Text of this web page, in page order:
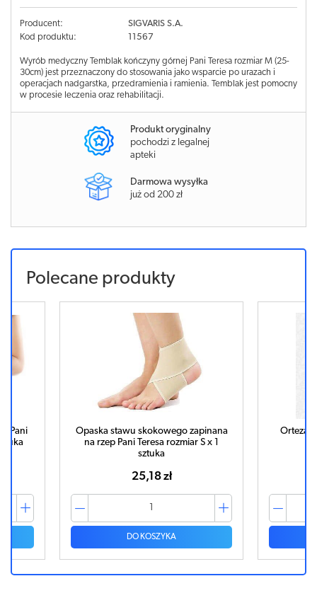
Producent:
SIGVARIS S.A.
Kod produktu:
11567
Wyrób medyczny Temblak kończyny górnej Pani Teresa rozmiar M (25-
30cm) jest przeznaczony do stosowania jako wsparcie po urazach i
operacjach nadgarstka, przedramienia i ramienia. Temblak jest pomocny
w procesie leczenia oraz rehabilitacji.
Produkt oryginalny
pochodzi z legalnej
apteki
Darmowa wysyłka
już od 200 zł
Polecane produkty
S x 1
Orteza kończyny górnej/temblak
rozmiar M x 1 sztuka
44,65 zł
DO KOSZYKA